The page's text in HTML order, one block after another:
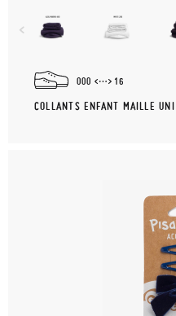
000 16
COLLANTS ENFANT MAILLE UNI